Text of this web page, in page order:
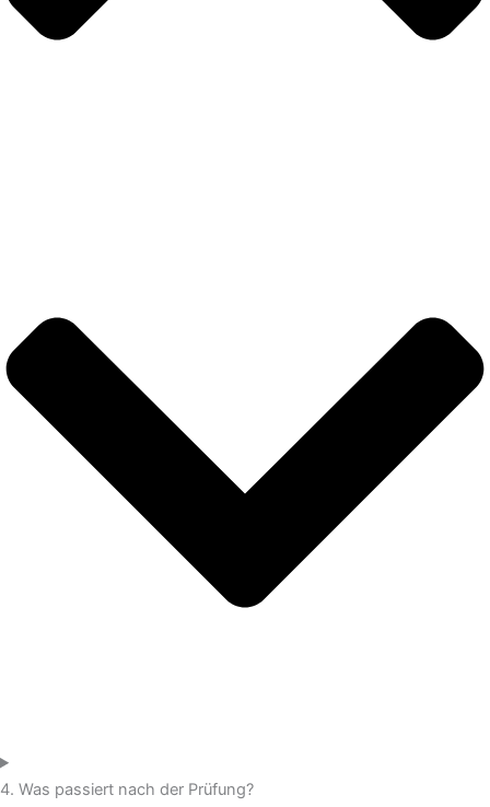
4. Was passiert nach der Prüfung?